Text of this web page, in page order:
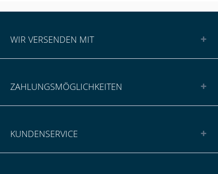
WIR VERSENDEN MIT
ZAHLUNGSMÖGLICHKEITEN
KUNDENSERVICE